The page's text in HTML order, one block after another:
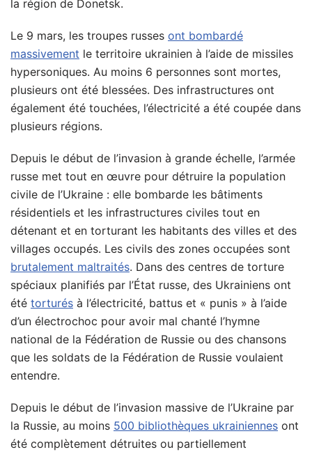
la région de Donetsk.
Le 9 mars, les troupes russes ont bombardé
massivement le territoire ukrainien à l’aide de missiles
hypersoniques. Au moins 6 personnes sont mortes,
plusieurs ont été blessées. Des infrastructures ont
également été touchées, l’électricité a été coupée dans
plusieurs régions.
Depuis le début de l’invasion à grande échelle, l’armée
russe met tout en œuvre pour détruire la population
civile de l’Ukraine : elle bombarde les bâtiments
résidentiels et les infrastructures civiles tout en
détenant et en torturant les habitants des villes et des
villages occupés. Les civils des zones occupées sont
brutalement maltraités. Dans des centres de torture
spéciaux planifiés par l’État russe, des Ukrainiens ont
été torturés à l’électricité, battus et « punis » à l’aide
d’un électrochoc pour avoir mal chanté l’hymne
national de la Fédération de Russie ou des chansons
que les soldats de la Fédération de Russie voulaient
entendre.
Depuis le début de l’invasion massive de l’Ukraine par
la Russie, au moins 500 bibliothèques ukrainiennes ont
été complètement détruites ou partiellement